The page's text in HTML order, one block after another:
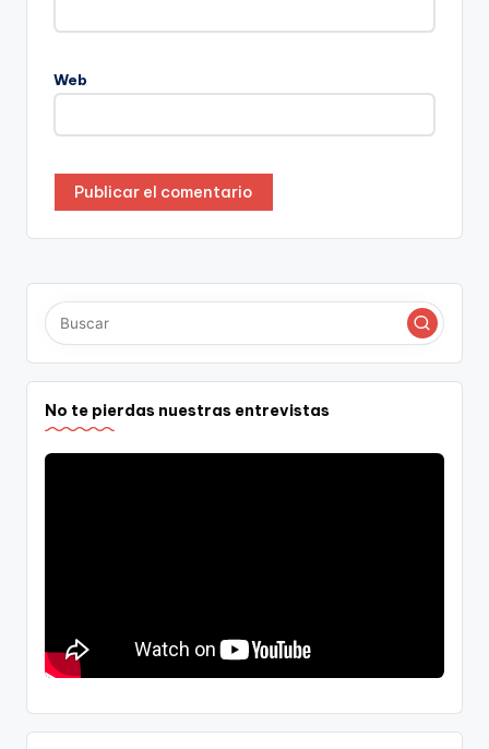
Web
No te pierdas nuestras entrevistas